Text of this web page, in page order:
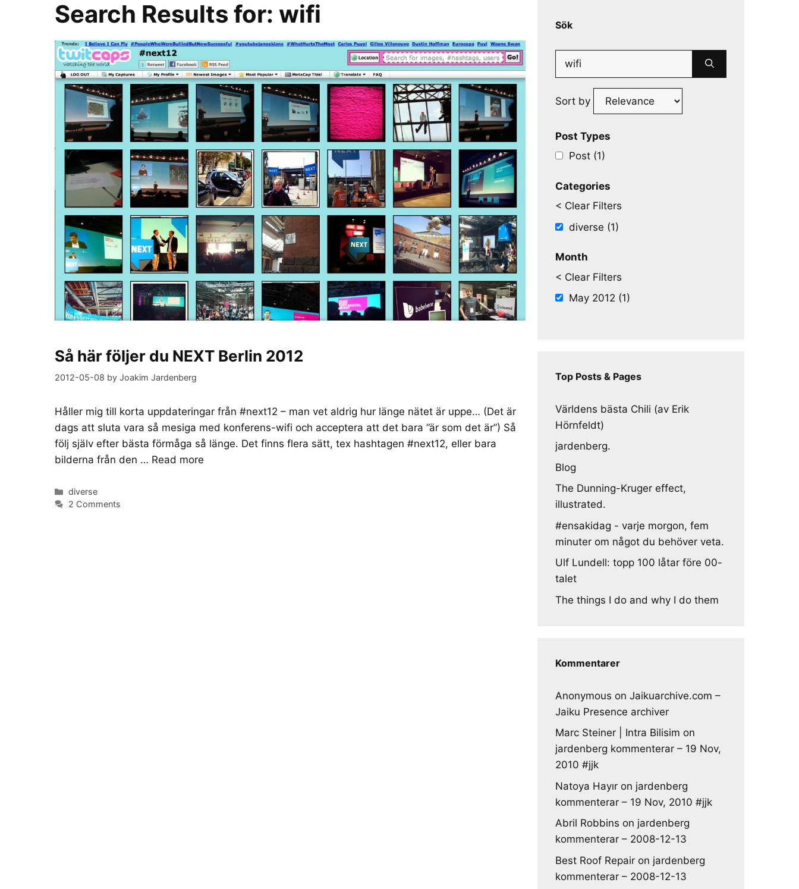
Search Results for: wifi
Så här följer du NEXT Berlin 2012
2012-05-08 by Joakim Jardenberg
Håller mig till korta uppdateringar från #next12 – man vet aldrig hur länge nätet är uppe… (Det är
dags att sluta vara så mesiga med konferens-wifi och acceptera att det bara ”är som det är”) Så
följ själv efter bästa förmåga så länge. Det finns flera sätt, tex hashtagen #next12, eller bara
bilderna från den … Read more
Categories
diverse
2 Comments
Sök
Search
Sort by
Post Types
Post (1)
Categories
< Clear Filters
diverse (1)
Month
< Clear Filters
May 2012 (1)
Top Posts & Pages
Världens bästa Chili (av Erik
Hörnfeldt)
jardenberg.
Blog
The Dunning-Kruger effect,
illustrated.
#ensakidag - varje morgon, fem
minuter om något du behöver veta.
Ulf Lundell: topp 100 låtar före 00-
talet
The things I do and why I do them
Kommentarer
Anonymous on Jaikuarchive.com –
Jaiku Presence archiver
Marc Steiner | Intra Bilisim on
jardenberg kommenterar – 19 Nov,
2010 #jjk
Natoya Hayır on jardenberg
kommenterar – 19 Nov, 2010 #jjk
Abril Robbins on jardenberg
kommenterar – 2008-12-13
Best Roof Repair on jardenberg
kommenterar – 2008-12-13